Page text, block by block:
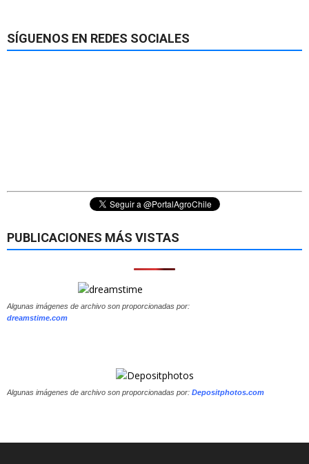
SÍGUENOS EN REDES SOCIALES
PUBLICACIONES MÁS VISTAS
Algunas imágenes de archivo son proporcionadas por:
dreamstime.com
Algunas imágenes de archivo son proporcionadas por: Depositphotos.com